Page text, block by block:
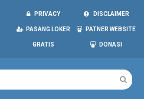
PRIVACY DISCLAIMER
PASANG LOKER
GRATIS
PATNER WEBSITE
DONASI